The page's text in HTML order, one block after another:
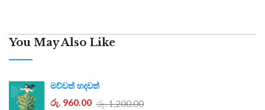
You May Also Like
මව්වත් හදවත්
රු. 960.00 රු. 1,200.00